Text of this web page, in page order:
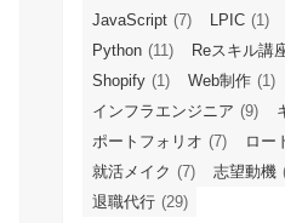
JavaScript (7) LPIC (1)
Python (11) Reスキル講
Shopify (1) Web制作 (1)
インフラエンジニア (9)
ポートフォリオ (7) ロー
就活メイク (7) 志望動機
退職代行 (29)